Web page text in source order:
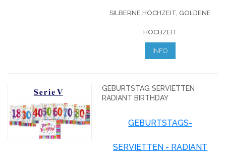
SILBERNE HOCHZEIT, GOLDENE
HOCHZEIT
INFO
GEBURTSTAG SERVIETTEN
RADIANT BIRTHDAY
GEBURTSTAGS-
SERVIETTEN - RADIANT